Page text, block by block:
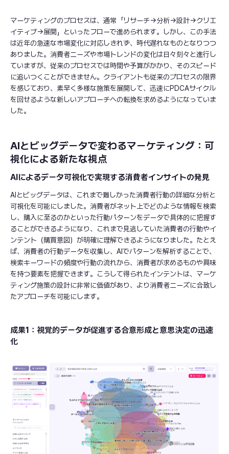
マーケティングのプロセスは、通常「リサーチ→分析→設計→クリエ
イティブ→展開」といったフローで進められます。しかし、この手法
は近年の急速な市場変化に対応しきれず、時代遅れなものとなりつつ
ありました。消費者ニーズや市場トレンドの変化は日々刻々と進行し
ていますが、従来のプロセスでは時間や予算がかかり、そのスピード
に追いつくことができません。クライアントも従来のプロセスの限界
を感じており、素早く多様な施策を展開して、迅速にPDCAサイクル
を回せるような新しいアプローチへの転換を求めるようになっていま
した。
AIとビッグデータで変わるマーケティング：可
視化による新たな視点
AIによるデータ可視化で実現する消費者インサイトの発見
AIとビッグデータは、これまで難しかった消費者行動の詳細な分析と
可視化を可能にしました。消費者がネット上でどのような情報を検索
し、購入に至るのかといった行動パターンをデータで具体的に把握す
ることができるようになり、これまで見逃していた消費者の行動やイ
ンテント（購買意図）が明確に理解できるようになりました。たとえ
ば、消費者の行動データを収集し、AIでパターンを解析することで、
検索キーワードの頻度や行動の流れから、消費者が求めるものや興味
を持つ要素を把握できます。こうして得られたインテントは、マーケ
ティング施策の設計に非常に価値があり、より消費者ニーズに合致し
たアプローチを可能にします。
成果1：視覚的データが促進する合意形成と意思決定の迅速
化